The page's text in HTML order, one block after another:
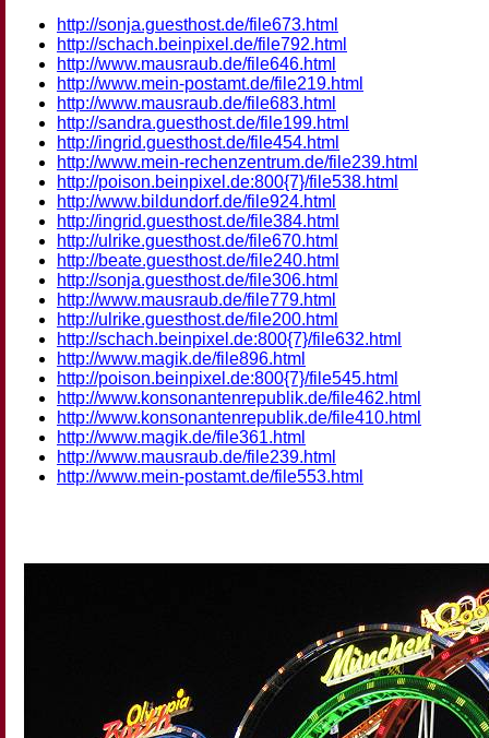
http://sonja.guesthost.de/file673.html
http://schach.beinpixel.de/file792.html
http://www.mausraub.de/file646.html
http://www.mein-postamt.de/file219.html
http://www.mausraub.de/file683.html
http://sandra.guesthost.de/file199.html
http://ingrid.guesthost.de/file454.html
http://www.mein-rechenzentrum.de/file239.html
http://poison.beinpixel.de:800{7}/file538.html
http://www.bildundorf.de/file924.html
http://ingrid.guesthost.de/file384.html
http://ulrike.guesthost.de/file670.html
http://beate.guesthost.de/file240.html
http://sonja.guesthost.de/file306.html
http://www.mausraub.de/file779.html
http://ulrike.guesthost.de/file200.html
http://schach.beinpixel.de:800{7}/file632.html
http://www.magik.de/file896.html
http://poison.beinpixel.de:800{7}/file545.html
http://www.konsonantenrepublik.de/file462.html
http://www.konsonantenrepublik.de/file410.html
http://www.magik.de/file361.html
http://www.mausraub.de/file239.html
http://www.mein-postamt.de/file553.html